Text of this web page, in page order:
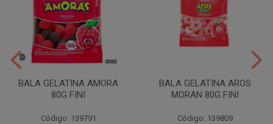
BALA GELATINA AMORA
80G FINI
Código: 139791
BALA GELATINA AROS
MORAN 80G FINI
Código: 139809